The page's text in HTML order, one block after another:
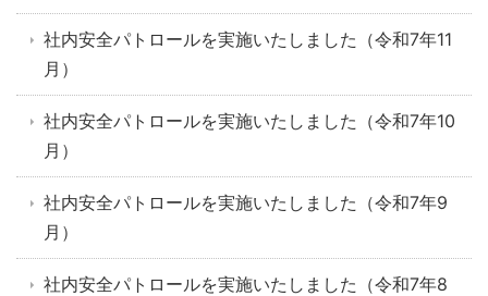
社内安全パトロールを実施いたしました（令和7年11
月）
社内安全パトロールを実施いたしました（令和7年10
月）
社内安全パトロールを実施いたしました（令和7年9
月）
社内安全パトロールを実施いたしました（令和7年8